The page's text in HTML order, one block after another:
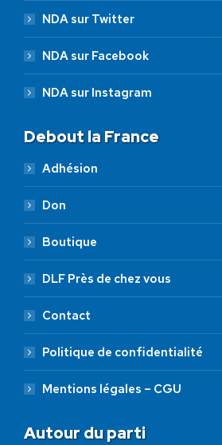
NDA sur Twitter
NDA sur Facebook
NDA sur Instagram
Debout la France
Adhésion
Don
Boutique
DLF Près de chez vous
Contact
Politique de confidentialité
Mentions légales – CGU
Autour du parti